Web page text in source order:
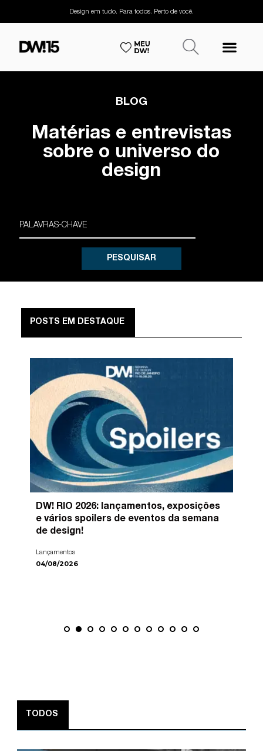
Design em tudo. Para todos. Perto de você.
BLOG
Matérias e entrevistas
sobre o universo do
design
PESQUISAR
POSTS EM DESTAQUE
DW! RIO 2026: lançamentos, exposições
e vários spoilers de eventos da semana
de design!
Lançamentos
04/08/2026
TODOS